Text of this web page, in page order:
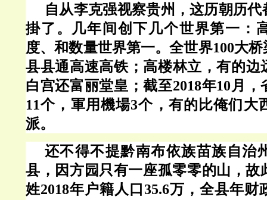
自从李克强视察贵州，这历朝历
掛了。几年间创下几个世界第一：
度、和数量世界第一。全世界100大
县县通高速高铁；高楼林立，有的边
白宫还富丽堂皇；截至2018年10月
11个， 軍用機場3个，有的比俺们大
派。
还不得不提黔南布依族苗族自治
县，因方园只有一座孤零零的山，故
姓2018年户籍人口35.6万，全县年财